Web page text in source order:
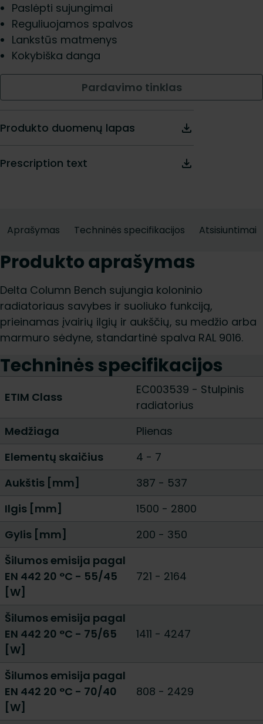
Paslėpti sujungimai
Reguliuojamos spalvos
Lankstūs matmenys
Kokybiška danga
Pardavimo tinklas
Produkto duomenų lapas
Prescription text
Aprašymas Techninės specifikacijos Atsisiuntimai
Produkto aprašymas
Delta Column Bench sujungia koloninio
radiatoriaus savybes ir suoliuko funkciją,
prieinamas įvairių ilgių ir aukščių, su medžio arba
marmuro sėdyne, standartinė spalva RAL 9016.
Techninės specifikacijos
ETIM Class
EC003539 - Stulpinis
radiatorius
Medžiaga
Plienas
Elementų skaičius
4 - 7
Aukštis [mm]
387 - 537
Ilgis [mm]
1500 - 2800
Gylis [mm]
200 - 350
Šilumos emisija pagal
EN 442 20 °C - 55/45
[W]
721 - 2164
Šilumos emisija pagal
EN 442 20 °C - 75/65
[W]
1411 - 4247
Šilumos emisija pagal
EN 442 20 °C - 70/40
[W]
808 - 2429